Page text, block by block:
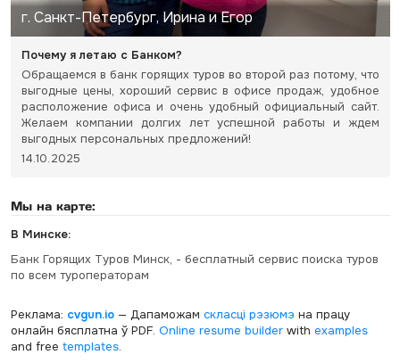
г. Санкт-Петербург, Ирина и Егор
Почему я летаю с Банком?
Обращаемся в банк горящих туров во второй раз потому, что
выгодные цены, хороший сервис в офисе продаж, удобное
расположение офиса и очень удобный официальный сайт.
Желаем компании долгих лет успешной работы и ждем
выгодных персональных предложений!
14.10.2025
Мы на карте:
В Минске:
Банк Горящих Туров Минск, - бесплатный сервис поиска туров
по всем туроператорам
Реклама: cvgun.io— Дапаможам скласці рэзюмэ на працу
онлайн бясплатна ў PDF. Online resume builderwith examples
and free templates.